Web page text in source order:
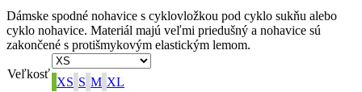
Dámske spodné nohavice s cyklovložkou pod cyklo sukňu alebo
cyklo nohavice. Materiál majú veľmi priedušný a nohavice sú
zakončené s protišmykovým elastickým lemom.
Veľkosť
XS S M XL